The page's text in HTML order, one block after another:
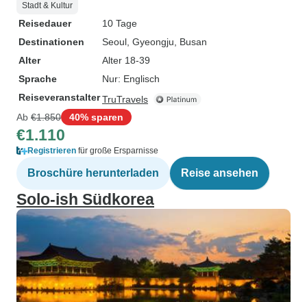
Stadt & Kultur
Reisedauer
10 Tage
Destinationen
Seoul , Gyeongju , Busan
Alter
Alter 18-39
Sprache
Nur: Englisch
ReiseveranstalterTruTravels
Ab €1.850 40% sparen
€1.110
Registrieren für große Ersparnisse
Broschüre herunterladen Reise ansehen
Solo-ish Südkorea